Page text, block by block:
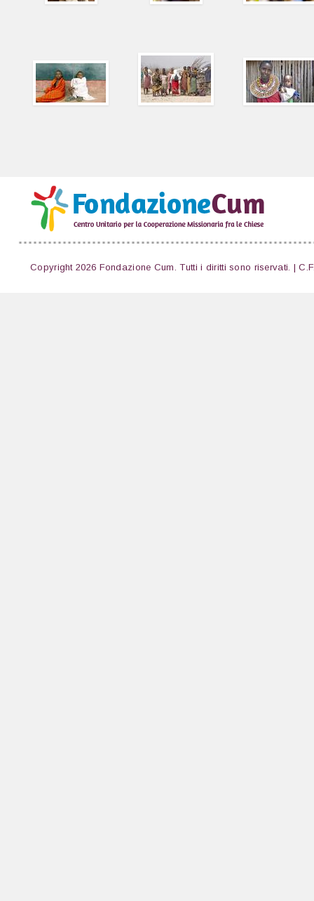
Copyright 2026 Fondazione Cum. Tutti i diritti sono riservati. |